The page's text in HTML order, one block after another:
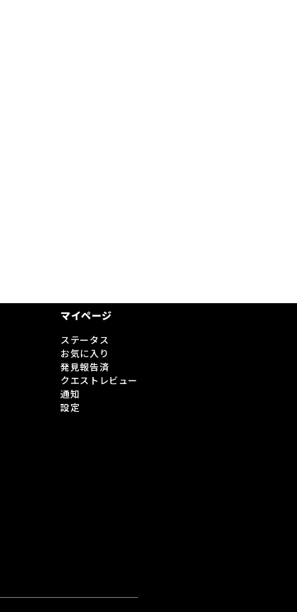
マイページ
ステータス
お気に入り
発見報告済
クエストレビュー
通知
設定